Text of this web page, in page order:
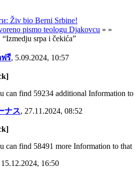
Živ bio Berni Srbine!
pismo teologu Djakovcu » »
srpa i čekića”
ฟรี, 5.09.2024, 10:57
can find 59234 additional Information
ナス, 27.11.2024, 08:52
can find 58491 more Information to
15.12.2024, 16:50